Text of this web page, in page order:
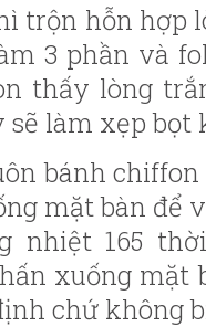
trộn hỗn hợp
3 phần và
thấy lòng
sẽ làm xẹp bọt
bánh
mặt bàn để
nhiệt 165
xuống mặt
chứ không